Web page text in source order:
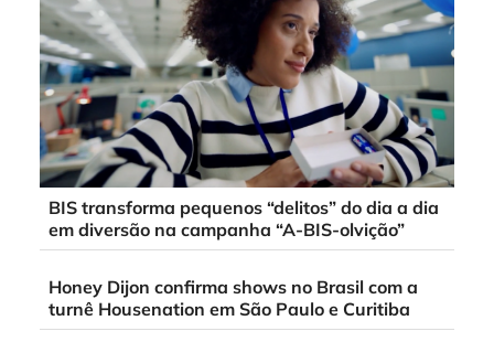
BIS transforma pequenos “delitos” do dia a dia
em diversão na campanha “A-BIS-olvição”
Honey Dijon confirma shows no Brasil com a
turnê Housenation em São Paulo e Curitiba